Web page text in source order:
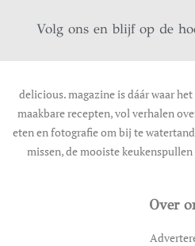
Volg ons en blijf op de
delicious. magazine is dáár waar
maakbare recepten, vol verhalen
eten en fotografie om bij te
missen, de mooiste
Over